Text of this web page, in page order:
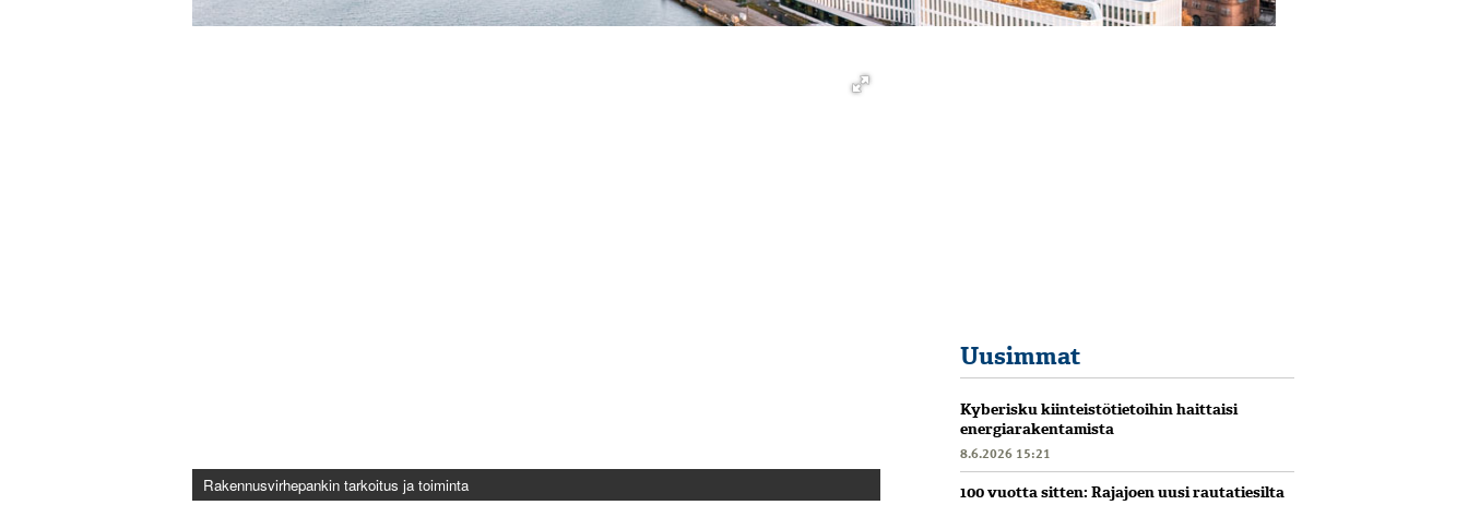
Rakennusvirhepankin tarkoitus ja toiminta
Uusimmat
Kyberisku kiinteistötietoihin haittaisi
energiarakentamista
8.6.2026 15:21
100 vuotta sitten: Rajajoen uusi rautatiesilta